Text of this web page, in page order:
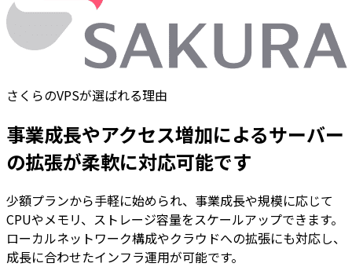
さくらのVPSが選ばれる理由
事業成長やアクセス増加によるサーバー
の拡張が柔軟に対応可能です
少額プランから手軽に始められ、事業成長や規模に応じて
CPUやメモリ、ストレージ容量をスケールアップできます。
ローカルネットワーク構成やクラウドへの拡張にも対応し、
成長に合わせたインフラ運用が可能です。